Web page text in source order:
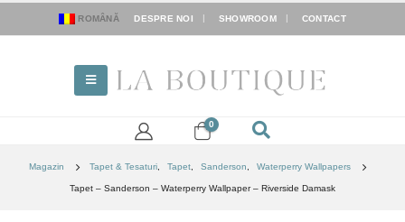
ROMÂNĂ DESPRE NOI SHOWROOM CONTACT
0
Magazin Tapet & Tesaturi Tapet Sanderson Waterperry Wallpapers
Tapet – Sanderson – Waterperry Wallpaper – Riverside Damask